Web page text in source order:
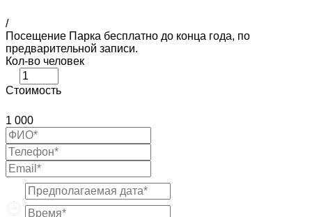
/
Посещение Парка бесплатно до конца года, по
предварительной записи.
Кол-во человек
Стоимость
1 000